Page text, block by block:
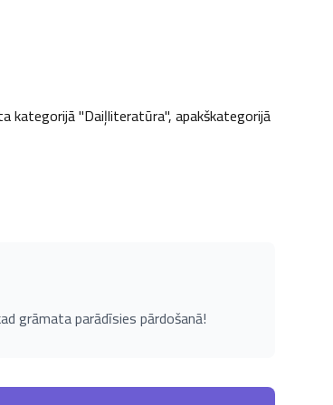
kategorijā "Daiļliteratūra", apakškategorijā
grāmata parādīsies pārdošanā!